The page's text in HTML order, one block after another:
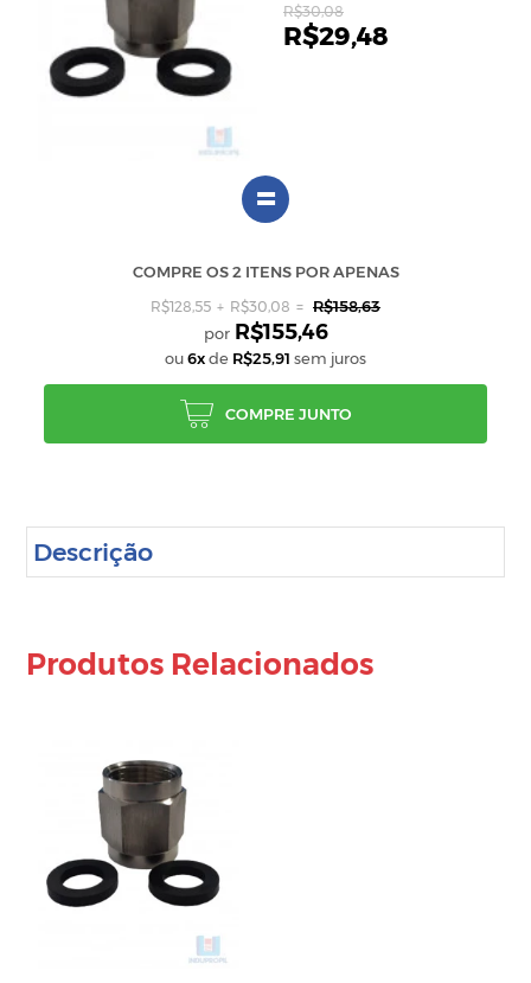
R$30,08
R$29,48
=
COMPRE OS 2 ITENS POR APENAS
R$128,55 R$30,08 R$158,63
R$155,46
ou6xde R$25,91 sem juros
COMPRE JUNTO
Descrição
Produtos Relacionados